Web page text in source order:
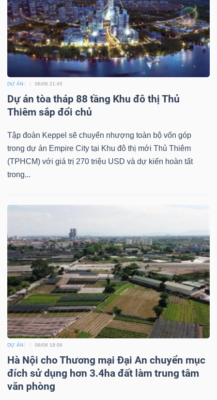
DỰ ÁN 06/08 21:45
Dự án tòa tháp 88 tầng Khu đô thị Thủ
Thiêm sắp đổi chủ
Tập đoàn Keppel sẽ chuyển nhượng toàn bộ vốn góp
trong dự án Empire City tại Khu đô thị mới Thủ Thiêm
(TPHCM) với giá trị 270 triệu USD và dự kiến hoàn tất
trong...
DỰ ÁN 06/08 18:06
Hà Nội cho Thương mại Đại An chuyển mục
đích sử dụng hơn 3.4ha đất làm trung tâm
văn phòng
Bài
viết
của
tác
giả
Báo
cáo
phân
tích
(-)
ngữ
Dịch
vụ
(-)
Đào
tạo
Sách